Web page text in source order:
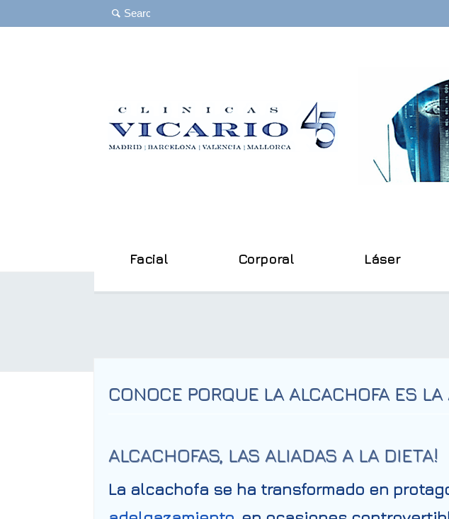
Facial Corporal Láser
CONOCE PORQUE LA ALCACHOFA ES
ALCACHOFAS, LAS ALIADAS A LA DIETA!
La alcachofa se ha transformado en